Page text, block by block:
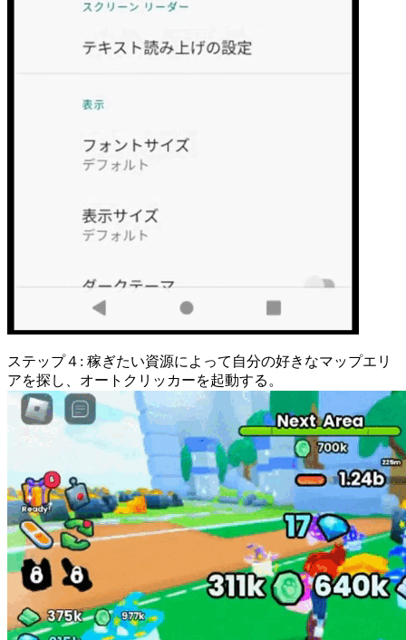
ステップ４: 稼ぎたい資源によって自分の好きなマップエリ
アを探し、オートクリッカーを起動する。